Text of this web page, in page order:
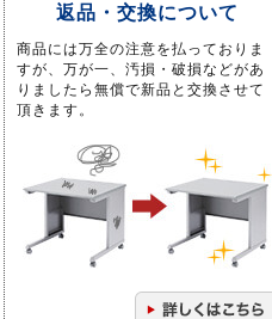
返品・交換について
商品には万全の注意を払っておりま
すが、万が一、汚損・破損などがあ
りましたら無償で新品と交換させて
頂きます。